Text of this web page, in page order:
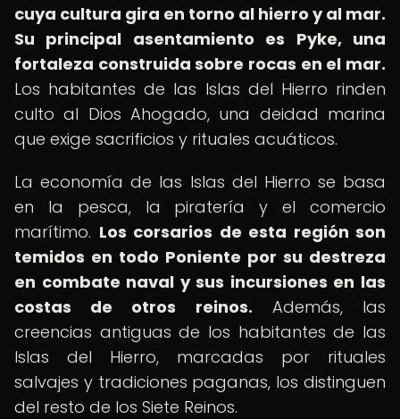
cuya cultura gira en torno al hierro y al mar.
Su principal asentamiento es Pyke, una
fortaleza construida sobre rocas en el mar.
Los habitantes de las Islas del Hierro rinden
culto al Dios Ahogado, una deidad marina
que exige sacrificios y rituales acuáticos.
La economía de las Islas del Hierro se basa
en la pesca, la piratería y el comercio
marítimo. Los corsarios de esta región son
temidos en todo Poniente por su destreza
en combate naval y sus incursiones en las
costas de otros reinos. Además, las
creencias antiguas de los habitantes de las
Islas del Hierro, marcadas por rituales
salvajes y tradiciones paganas, los distinguen
del resto de los Siete Reinos.